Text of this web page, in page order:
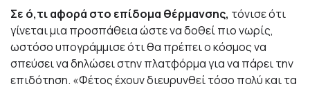
Σε ό,τι αφορά στο επίδομα θέρμανσης, τόνισε ότι
γίνεται μια προσπάθεια ώστε να δοθεί πιο νωρίς,
ωστόσο υπογράμμισε ότι θα πρέπει ο κόσμος να
σπεύσει να δηλώσει στην πλατφόρμα για να πάρει την
επιδότηση. «Φέτος έχουν διευρυνθεί τόσο πολύ και τα